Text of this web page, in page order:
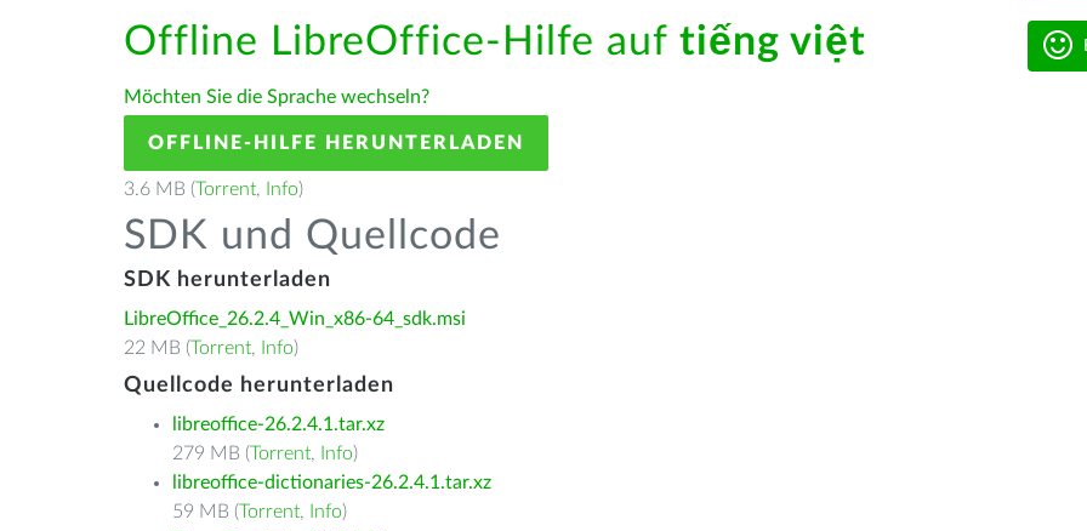
Offline LibreOffice-Hilfe auf tiếng việt
Möchten Sie die Sprache wechseln?
OFFLINE-HILFE HERUNTERLADEN
3.6 MB (Torrent, Info)
SDK und Quellcode
SDK herunterladen
LibreOffice_26.2.4_Win_x86-64_sdk.msi
22 MB (Torrent, Info)
Quellcode herunterladen
libreoffice-26.2.4.1.tar.xz
279 MB (Torrent, Info)
libreoffice-dictionaries-26.2.4.1.tar.xz
59 MB (Torrent, Info)